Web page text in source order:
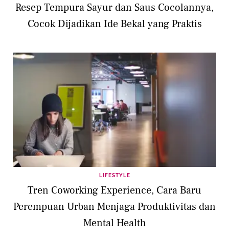
Resep Tempura Sayur dan Saus Cocolannya,
Cocok Dijadikan Ide Bekal yang Praktis
LIFESTYLE
Tren Coworking Experience, Cara Baru
Perempuan Urban Menjaga Produktivitas dan
Mental Health